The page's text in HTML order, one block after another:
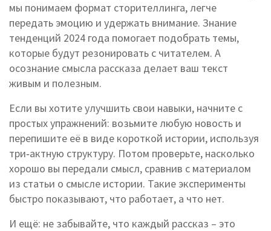
мы понимаем формат сторителлинга, легче
передать эмоцию и удержать внимание. Знание
тенденций 2024 года помогает подобрать темы,
которые будут резонировать с читателем. А
осознание смысла рассказа делает ваш текст
живым и полезным.
Если вы хотите улучшить свои навыки, начните с
простых упражнений: возьмите любую новость и
перепишите её в виде короткой истории, используя
три‑актную структуру. Потом проверьте, насколько
хорошо вы передали смысл, сравнив с материалом
из статьи о смысле истории. Такие эксперименты
быстро показывают, что работает, а что нет.
И ещё: не забывайте, что каждый рассказ – это